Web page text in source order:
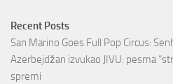
Recent Posts
San Marino Goes Full Pop Circus:
Azerbejdžan izvukao JIVU: pesma
spremi